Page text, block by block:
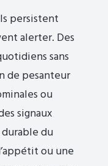
persistent
alerter. Des
sans
de pesanteur
ou
signaux
du
ou une